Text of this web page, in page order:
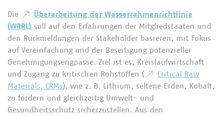
Die
Überarbeitung der Wasserrahmenrichtlinie
(WRRL) soll auf den Erfahrungen der Mitgliedstaaten und
den Rückmeldungen der Stakeholder basieren, mit Fokus
auf Vereinfachung und der Beseitigung potenzieller
Genehmigungsengpässe. Ziel ist es, Kreislaufwirtschaft
und Zugang zu kritischen Rohstoffen (
Critical Raw
Materials, CRMs), wie z. B. Lithium, seltene Erden, Kobalt,
zu fördern und gleichzeitig Umwelt- und
Gesundheitsschutz sicherzustellen. Aus den